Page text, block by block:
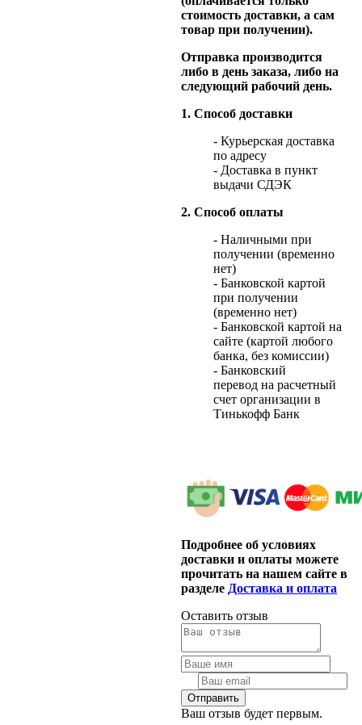
стоимость доставки, а сам
товар при получении).
Отправка производится
либо в день заказа, либо на
следующий рабочий день.
1. Способ доставки
- Курьерская доставка
по адресу
- Доставка в пункт
выдачи СДЭК
2. Способ оплаты
- Наличными при
получении (временно
нет)
- Банковской картой
при получении
(временно нет)
- Банковской картой на
сайте (картой любого
банка, без комиссии)
- Банковский
перевод на расчетный
счет организации в
Тинькофф Банк
Подробнее об условиях
доставки и оплаты можете
прочитать на нашем сайте в
разделе Доставка и оплата
Оставить отзыв
Ваш отзыв будет первым.